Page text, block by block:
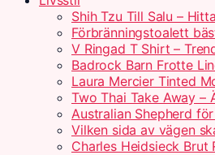
Shih Tzu Till Salu –
Förbränningstoalett
V Ringad T Shirt –
Badrock Barn Frotte
Laura Mercier Tinted
Two Thai Take Away –
Australian Shepherd
Vilken sida av vägen
Charles Heidsieck Brut